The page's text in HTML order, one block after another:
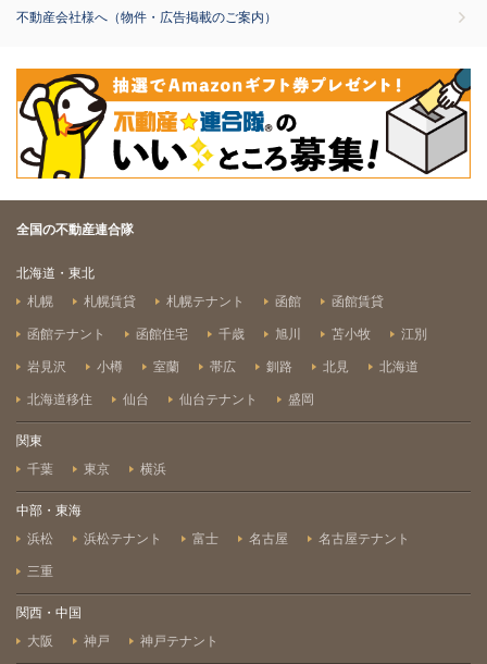
不動産会社様へ（物件・広告掲載のご案内）
全国の不動産連合隊
北海道・東北
札幌
札幌賃貸 札幌テナント 函館 函館賃貸
函館テナント 函館住宅 千歳 旭川 苫小牧 江別
岩見沢 小樽 室蘭 帯広 釧路 北見 北海道
北海道移住 仙台 仙台テナント 盛岡
関東
千葉
東京 横浜
中部・東海
浜松
浜松テナント 富士 名古屋 名古屋テナント
三重
関西・中国
大阪
神戸 神戸テナント